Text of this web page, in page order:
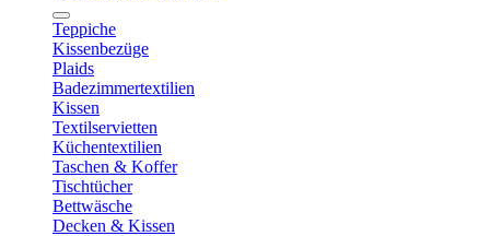
Teppiche
Kissenbezüge
Plaids
Badezimmertextilien
Kissen
Textilservietten
Küchentextilien
Taschen & Koffer
Tischtücher
Bettwäsche
Decken & Kissen